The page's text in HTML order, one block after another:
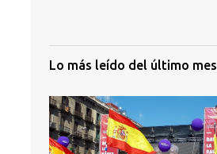
Lo más leído del último mes